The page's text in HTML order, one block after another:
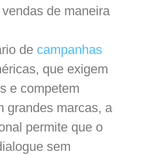
de maneira
de campanhas
que exigem
e competem
grandes marcas, a
permite que o
sem